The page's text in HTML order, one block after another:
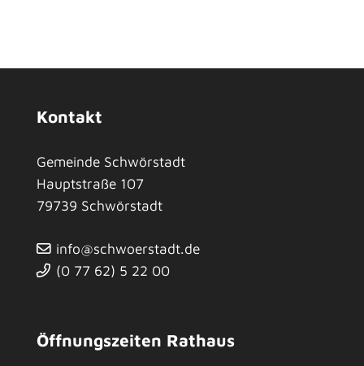
Kontakt
Gemeinde Schwörstadt
Hauptstraße 107
79739 Schwörstadt
info@schwoerstadt.de
(0 77 62) 5 22 00
Öffnungszeiten Rathaus